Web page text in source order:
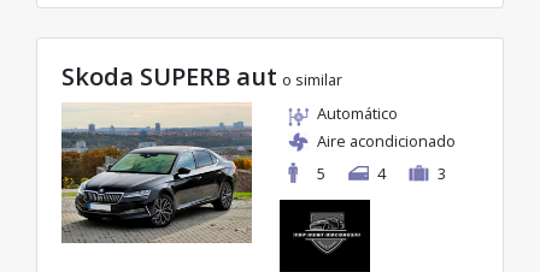
Skoda SUPERB aut o similar
Automático
Aire acondicionado
5
4 3